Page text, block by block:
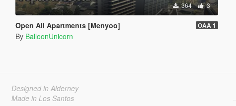
364 3
Open All Apartments [Menyoo] OAA 1
By BalloonUnicorn
Designed in Alderney
Made in Los Santos